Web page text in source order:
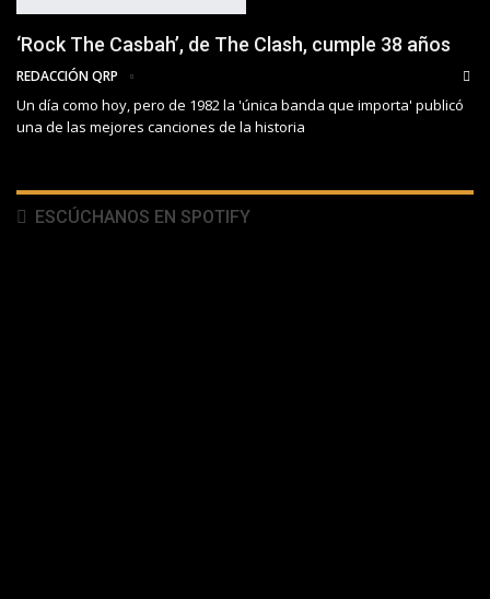
‘Rock The Casbah’, de The Clash, cumple 38 años
REDACCIÓN QRP
Un día como hoy, pero de 1982 la 'única banda que importa' publicó
una de las mejores canciones de la historia
ESCÚCHANOS EN SPOTIFY